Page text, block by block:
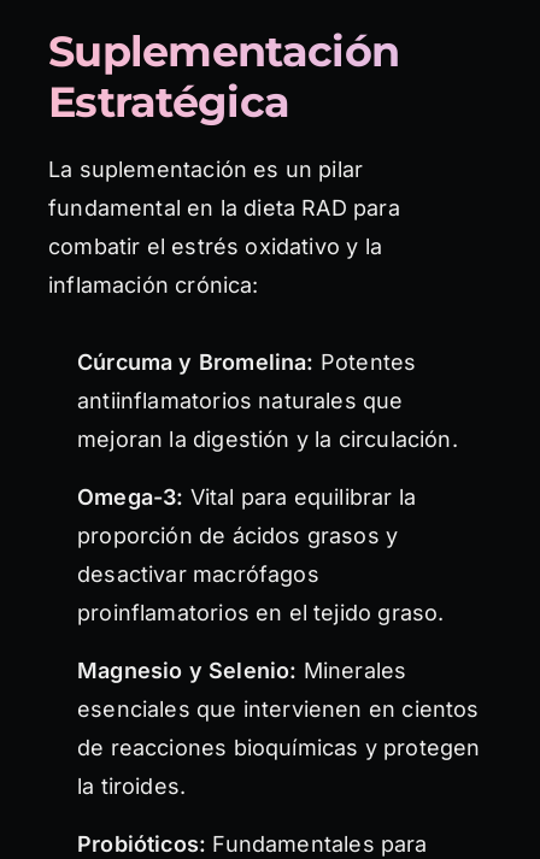
Suplementación
Estratégica
La suplementación es un pilar
fundamental en la dieta RAD para
combatir el estrés oxidativo y la
inflamación crónica:
Cúrcuma y Bromelina: Potentes
antiinflamatorios naturales que
mejoran la digestión y la circulación.
Omega-3: Vital para equilibrar la
proporción de ácidos grasos y
desactivar macrófagos
proinflamatorios en el tejido graso.
Magnesio y Selenio: Minerales
esenciales que intervienen en cientos
de reacciones bioquímicas y protegen
la tiroides.
Probióticos: Fundamentales para